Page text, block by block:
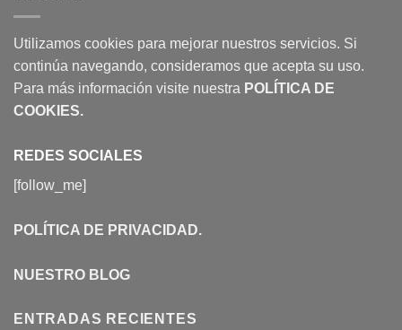
Utilizamos cookies para mejorar nuestros servicios. Si
continúa navegando, consideramos que acepta su uso.
Para más información visite nuestra POLÍTICA DE
COOKIES.
REDES SOCIALES
[follow_me]
POLÍTICA DE PRIVACIDAD.
NUESTRO BLOG
ENTRADAS RECIENTES